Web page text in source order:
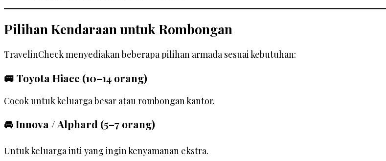
Pilihan Kendaraan untuk Rombongan
TravelinCheck menyediakan beberapa pilihan armada sesuai kebutuhan:
🚐 Toyota Hiace (10–14 orang)
Cocok untuk keluarga besar atau rombongan kantor.
🚘 Innova / Alphard (5–7 orang)
Untuk keluarga inti yang ingin kenyamanan ekstra.